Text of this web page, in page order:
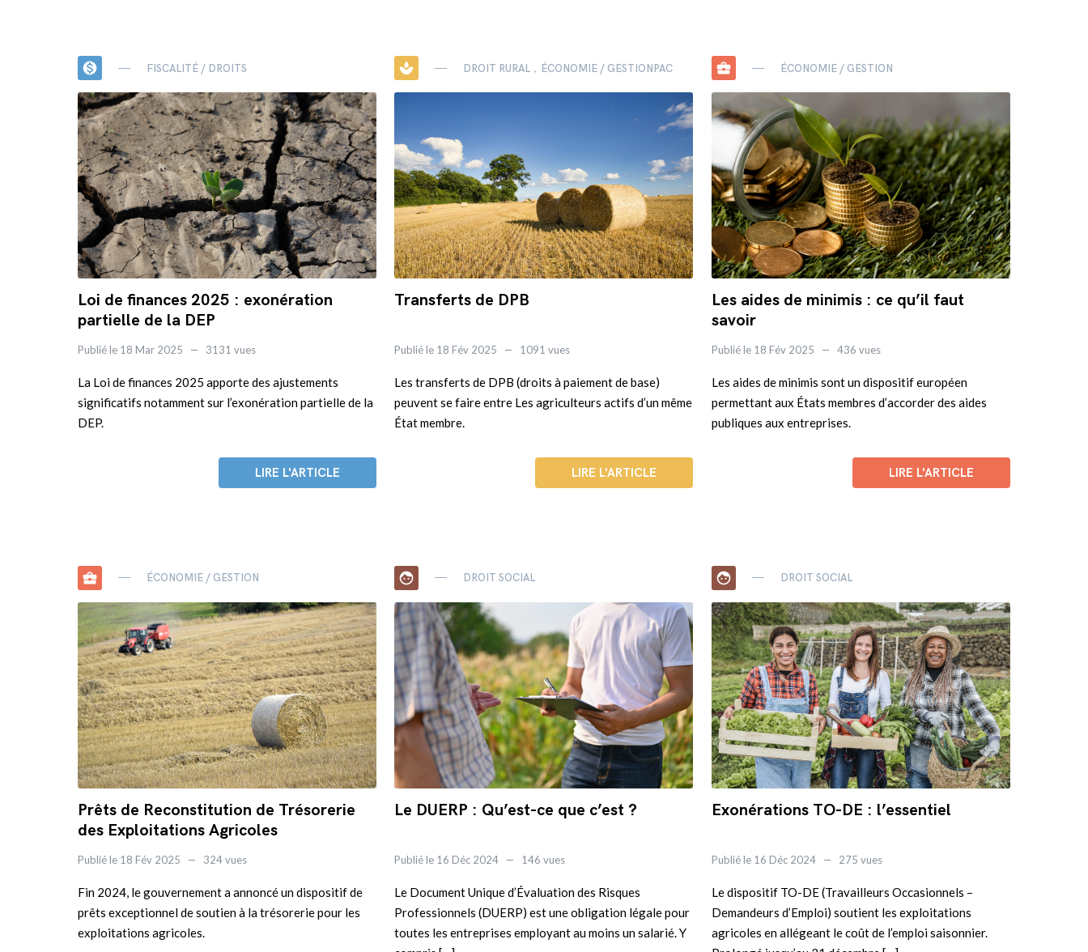
monetization_on FISCALITÉ / DROITS
Loi de finances 2025 : exonération
partielle de la DEP
Publié le 18 Mar 2025 3131 vues
La Loi de finances 2025 apporte des ajustements
significatifs notamment sur l’exonération partielle de la
DEP.
LIRE L'ARTICLE
spa DROIT RURAL ÉCONOMIE / GESTION PAC
Transferts de DPB
Publié le 18 Fév 2025 1091 vues
Les transferts de DPB (droits à paiement de base)
peuvent se faire entre Les agriculteurs actifs d’un même
État membre.
LIRE L'ARTICLE
business_center ÉCONOMIE / GESTION
Les aides de minimis : ce qu’il faut
savoir
Publié le 18 Fév 2025 436 vues
Les aides de minimis sont un dispositif européen
permettant aux États membres d’accorder des aides
publiques aux entreprises.
LIRE L'ARTICLE
business_center ÉCONOMIE / GESTION
Prêts de Reconstitution de Trésorerie
des Exploitations Agricoles
Publié le 18 Fév 2025 324 vues
Fin 2024, le gouvernement a annoncé un dispositif de
prêts exceptionnel de soutien à la trésorerie pour les
exploitations agricoles.
face DROIT SOCIAL
Le DUERP : Qu’est-ce que c’est ?
Publié le 16 Déc 2024 146 vues
Le Document Unique d’Évaluation des Risques
Professionnels (DUERP) est une obligation légale pour
toutes les entreprises employant au moins un salarié. Y
face DROIT SOCIAL
Exonérations TO-DE : l’essentiel
Publié le 16 Déc 2024 275 vues
Le dispositif TO-DE (Travailleurs Occasionnels –
Demandeurs d’Emploi) soutient les exploitations
agricoles en allégeant le coût de l’emploi saisonnier.